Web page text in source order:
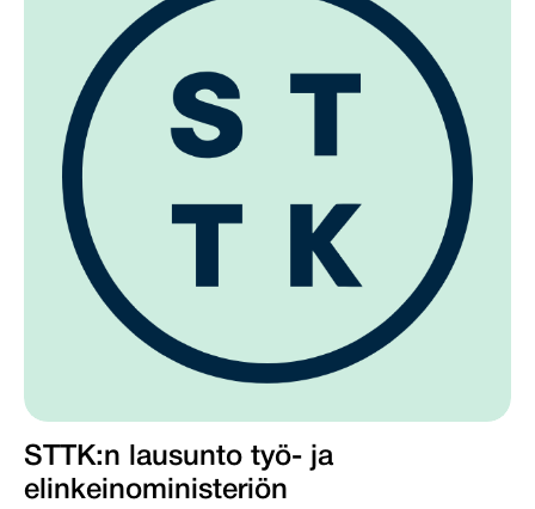
STTK:n lausunto työ- ja
elinkeinoministeriön